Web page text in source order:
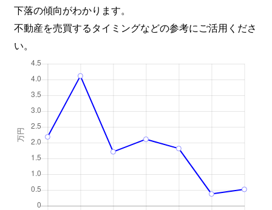
下落の傾向がわかります。
不動産を売買するタイミングなどの参考にご活用くださ
い。